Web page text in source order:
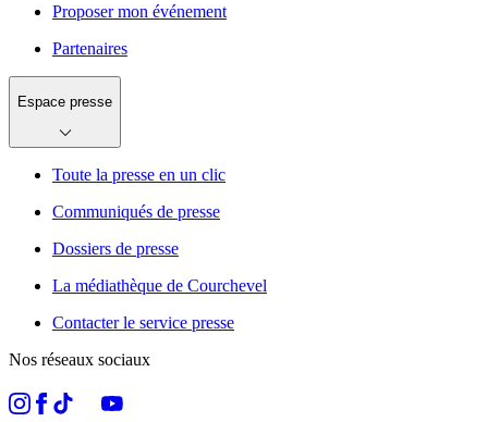
Proposer mon événement
Partenaires
Espace presse
Toute la presse en un clic
Communiqués de presse
Dossiers de presse
La médiathèque de Courchevel
Contacter le service presse
Nos réseaux sociaux